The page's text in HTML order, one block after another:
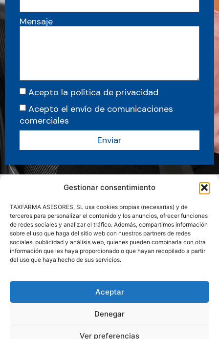
Gestionar consentimiento
TAXFARMA ASESORES, SL usa cookies propias (necesarias) y de
terceros para personalizar el contenido y los anuncios, ofrecer funciones
de redes sociales y analizar el tráfico. Además, compartimos información
sobre el uso que haga del sitio web con nuestros partners de redes
sociales, publicidad y análisis web, quienes pueden combinarla con otra
información que les haya proporcionado o que hayan recopilado a partir
del uso que haya hecho de sus servicios.
Aceptar
Denegar
Ver preferencias
Mensaje
Acepto la política de privacidad
Acepto el envío de comunicaciones
comerciales
Enviar
Sobre nosotros
Actualidad Manuales y Guias